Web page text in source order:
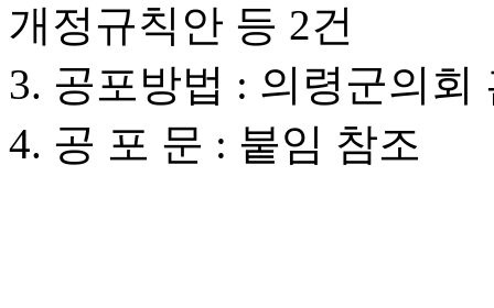
개정규칙안 등 2건
3. 공포방법 : 의령군의회
4. 공 포 문 : 붙임 참조